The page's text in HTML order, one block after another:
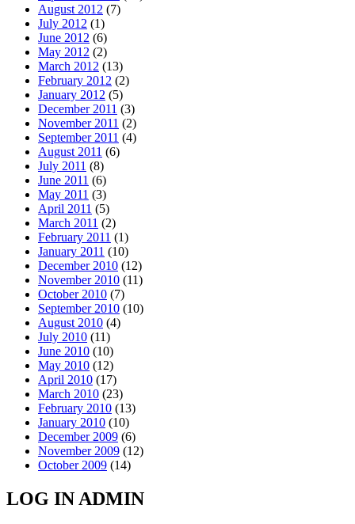
August 2012 (7)
July 2012 (1)
June 2012 (6)
May 2012 (2)
March 2012 (13)
February 2012 (2)
January 2012 (5)
December 2011 (3)
November 2011 (2)
September 2011 (4)
August 2011 (6)
July 2011 (8)
June 2011 (6)
May 2011 (3)
April 2011 (5)
March 2011 (2)
February 2011 (1)
January 2011 (10)
December 2010 (12)
November 2010 (11)
October 2010 (7)
September 2010 (10)
August 2010 (4)
July 2010 (11)
June 2010 (10)
May 2010 (12)
April 2010 (17)
March 2010 (23)
February 2010 (13)
January 2010 (10)
December 2009 (6)
November 2009 (12)
October 2009 (14)
LOG IN ADMIN